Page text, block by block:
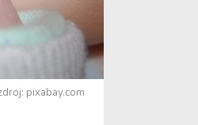
pixabay.com